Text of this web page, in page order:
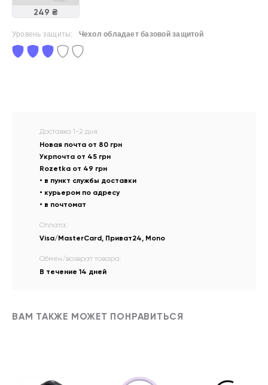
249 ₴
Уровень защиты: Чехол обладает базовой защитой
Доставка 1-2 дня:
Новая почта от 80 грн
Укрпочта от 45 грн
Rozetka от 49 грн
• в пункт службы доставки
• курьером по адресу
• в почтомат
Оплата:
Visa/MasterCard, Приват24, Mono
Обмен/возврат товара:
В течение 14 дней
ВАМ ТАКЖЕ МОЖЕТ ПОНРАВИТЬСЯ